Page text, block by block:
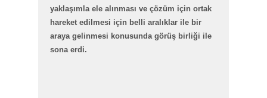
yaklaşımla ele alınması ve çözüm için ortak
hareket edilmesi için belli aralıklar ile bir
araya gelinmesi konusunda görüş birliği ile
sona erdi.